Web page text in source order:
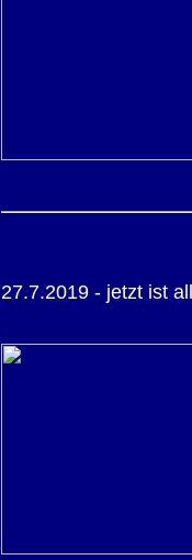
27.7.2019 - jetzt ist